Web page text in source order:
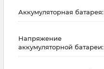
Аккумуляторная батарея:
Напряжение
аккумуляторной батареи: